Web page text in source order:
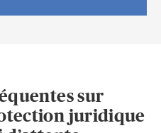
sur
juridique